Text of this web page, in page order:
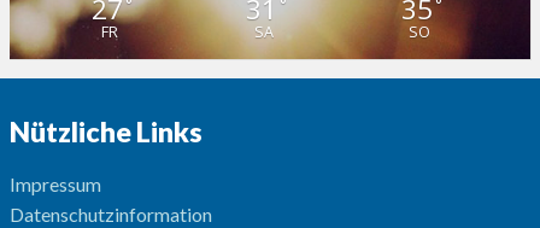
27
FR
31
SA
35
SO
Nützliche Links
Impressum
Datenschutzinformation